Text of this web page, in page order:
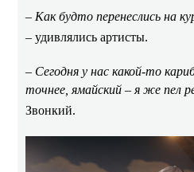
– Как будто перенеслись на
– удивлялись артисты.
– Сегодня у нас какой-то
точнее, ямайский – я же пел
Звонкий.